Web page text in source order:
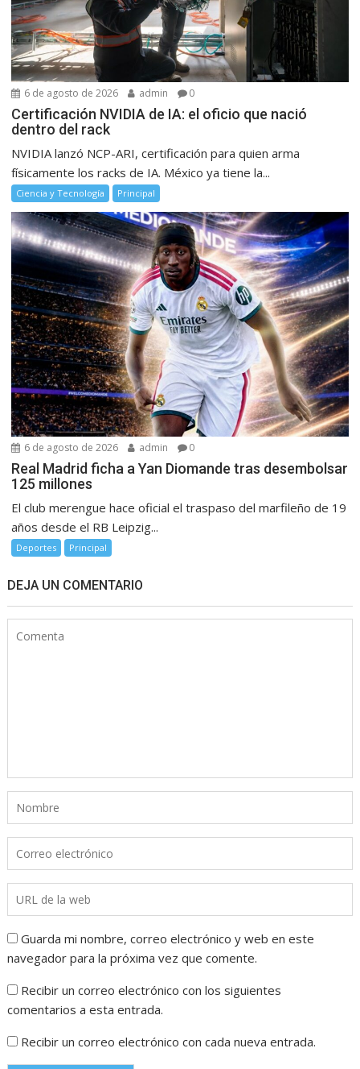
6 de agosto de 2026 admin 0
Certificación NVIDIA de IA: el oficio que nació
dentro del rack
NVIDIA lanzó NCP-ARI, certificación para quien arma
físicamente los racks de IA. México ya tiene la...
Ciencia y Tecnología Principal
6 de agosto de 2026 admin 0
Real Madrid ficha a Yan Diomande tras desembolsar
125 millones
El club merengue hace oficial el traspaso del marfileño de 19
años desde el RB Leipzig...
Deportes Principal
DEJA UN COMENTARIO
Guarda mi nombre, correo electrónico y web en este
navegador para la próxima vez que comente.
Recibir un correo electrónico con los siguientes
comentarios a esta entrada.
Recibir un correo electrónico con cada nueva entrada.